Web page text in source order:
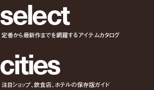
select
定番から最新作までを網羅するアイテムカタログ
cities
注目ショップ、飲食店、ホテルの保存版ガイド